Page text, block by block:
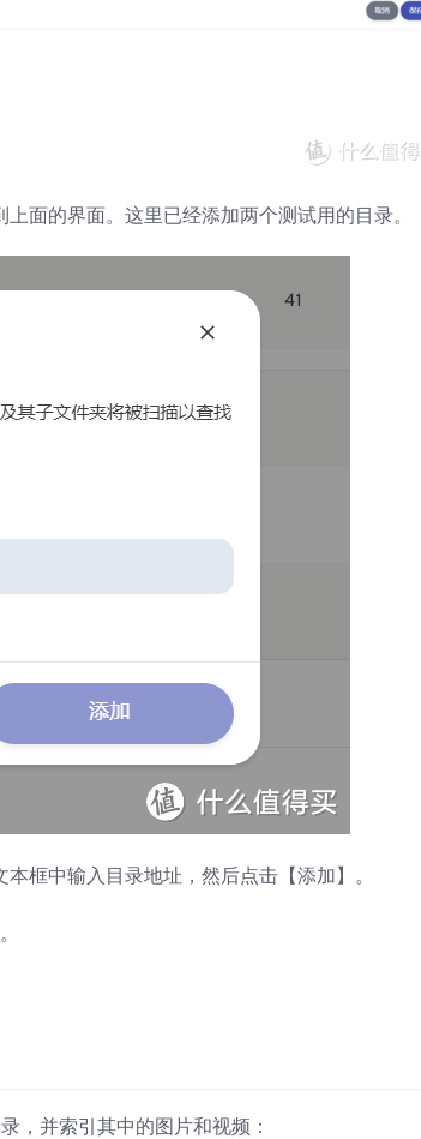
面的界面。这里已经添加两个测试用的目录。
框中输入目录地址，然后点击【添加】。
，并索引其中的图片和视频：